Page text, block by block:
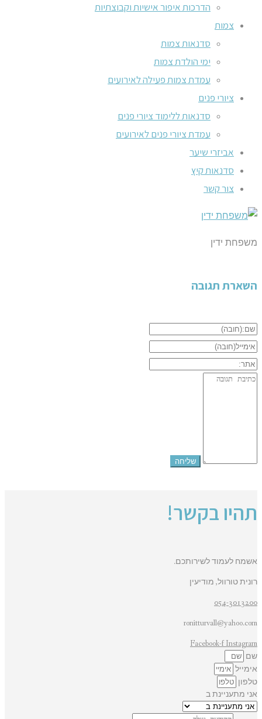
הדרכות איפור אישיות וקבוצתיות
צמות
סדנאות צמות
ימי הולדת צמות
עמדת צמות פעילה לאירועים
ציורי פנים
סדנאות ללימוד ציורי פנים
עמדת ציורי פנים לאירועים
אביזרי שיער
סדנאות קיץ
צור קשר
משפחת ידין
השארת תגובה
תהיו בקשר!
אשמח לעמוד לשירותכם.
רונית טורוול, מודיעין
054-3013200
ronitturvall@yahoo.com
Facebook-f Instagram
שם
אימייל
טלפון
אני מתעניינת ב